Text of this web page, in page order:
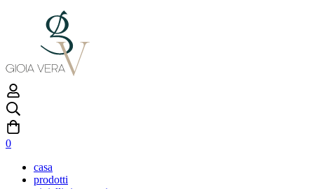
0
casa
prodotti